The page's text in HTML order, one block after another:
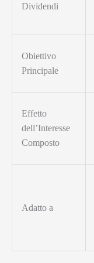
Dividendi
Obiettivo
Principale
Effetto
dell’Interesse
Composto
Adatto a